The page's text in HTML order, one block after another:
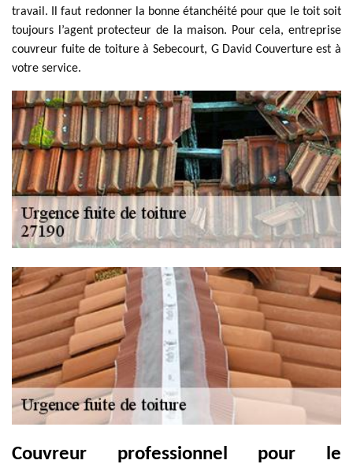
travail. Il faut redonner la bonne étanchéité pour que le toit soit
toujours l’agent protecteur de la maison. Pour cela, entreprise
couvreur fuite de toiture à Sebecourt, G David Couverture est à
votre service.
Couvreur professionnel pour le